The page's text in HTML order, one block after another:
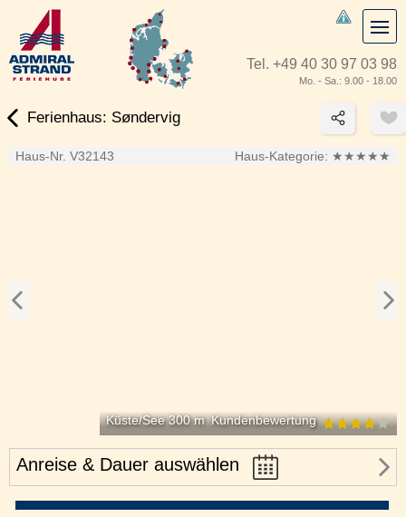
Tel. +49 40 30 97 03 98
Mo. - Sa.: 9.00 - 18.00
Ferienhaus: Søndervig
Haus-Nr. V32143 Haus-Kategorie: ★★★★★
Küste/See 300 m Kundenbewertung
Anreise & Dauer auswählen